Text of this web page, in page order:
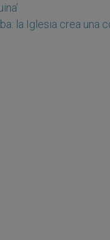
la Iglesia crea una